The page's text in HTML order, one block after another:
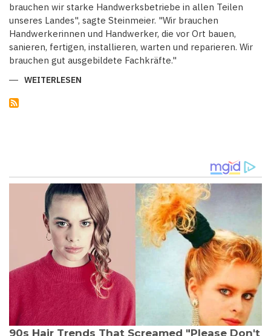
brauchen wir starke Handwerksbetriebe in allen Teilen
unseres Landes", sagte Steinmeier. "Wir brauchen
Handwerkerinnen und Handwerker, die vor Ort bauen,
sanieren, fertigen, installieren, warten und reparieren. Wir
brauchen gut ausgebildete Fachkräfte."
WEITERLESEN